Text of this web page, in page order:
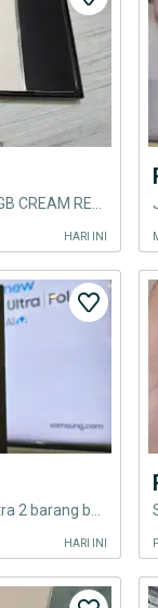
HARI INI
HARI INI